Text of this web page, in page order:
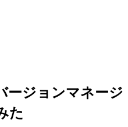
ージョンマネージ
た